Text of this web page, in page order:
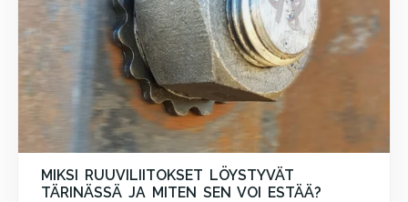
MIKSI RUUVILIITOKSET LÖYSTYVÄT
TÄRINÄSSÄ JA MITEN SEN VOI ESTÄÄ?